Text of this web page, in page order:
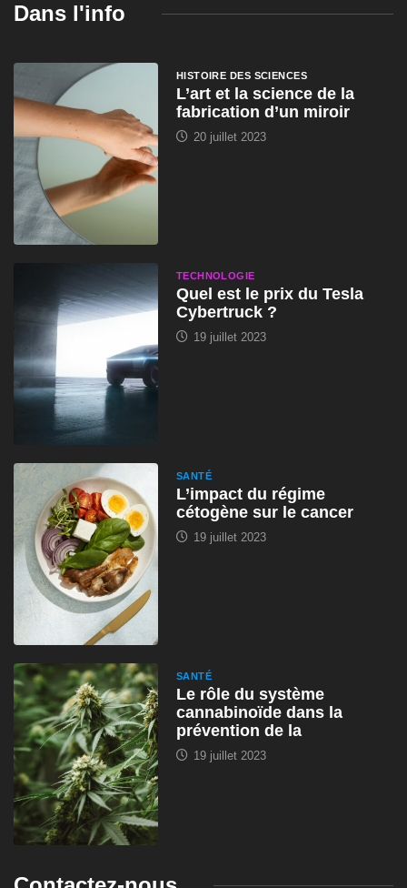
Dans l'info
HISTOIRE DES SCIENCES
L’art et la science de la
fabrication d’un miroir
20 juillet 2023
TECHNOLOGIE
Quel est le prix du Tesla
Cybertruck ?
19 juillet 2023
SANTÉ
L’impact du régime
cétogène sur le cancer
19 juillet 2023
SANTÉ
Le rôle du système
cannabinoïde dans la
prévention de la
19 juillet 2023